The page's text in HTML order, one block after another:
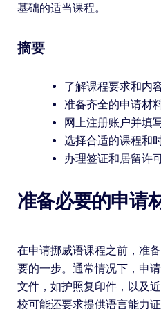
基础的适当课程。
摘要
了解课程要求和内
准备齐全的申请材
网上注册账户并填
选择合适的课程和
办理签证和居留许
准备必要的申请
在申请挪威语课程之前，准
要的一步。通常情况下，申
文件，如护照复印件，以及
校可能还要求提供语言能力